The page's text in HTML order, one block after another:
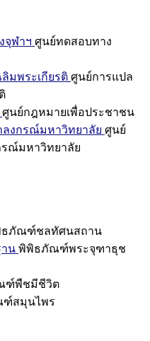
จุฬาฯ ศูนย์ทดสอบทาง
มพระเกียรติ ศูนย์การแปล
ศูนย์กฎหมายเพื่อประชาชน
ลงกรณ์มหาวิทยาลัย ศูนย์
รณ์มหาวิทยาลัย
ภัณฑ์ชลทัศนสถาน
น พิพิธภัณฑ์พระจุฑาธุช
ฑ์พืชมีชีวิต
สมุนไพร